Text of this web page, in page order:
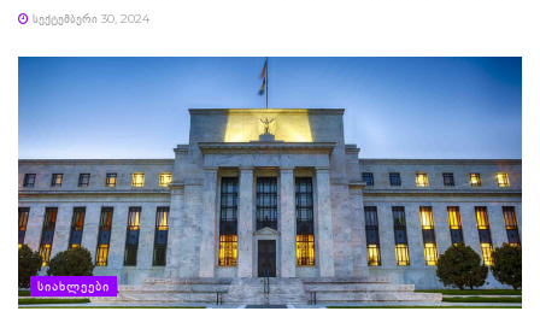
ᲡᲔᲥᲢᲔᲛᲑᲔᲠᲘ 30, 2024
ᲡᲘᲐᲮᲚᲔᲔᲑᲘ